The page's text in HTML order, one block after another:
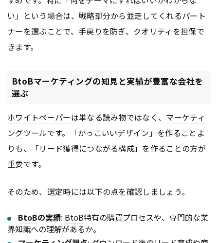
い」という場合は、戦略部分から並走してくれるパート
ナーを選ぶことで、手戻りを防ぎ、クオリティを担保で
きます。
BtoBマーケティングの知見と実績が豊富な会社を
選ぶ
ホワイトペーパーは単なる読み物ではなく、 マーケティ
ングツールです。「かっこいいデザイン」を作ることよ
りも、「リード獲得につながる構成」を作ることの方が
重要です。
そのため、選定時には以下の点を確認しましょう。
BtoBの実績: BtoB特有の購買プロセスや、専門的な業
界知識への理解があるか。